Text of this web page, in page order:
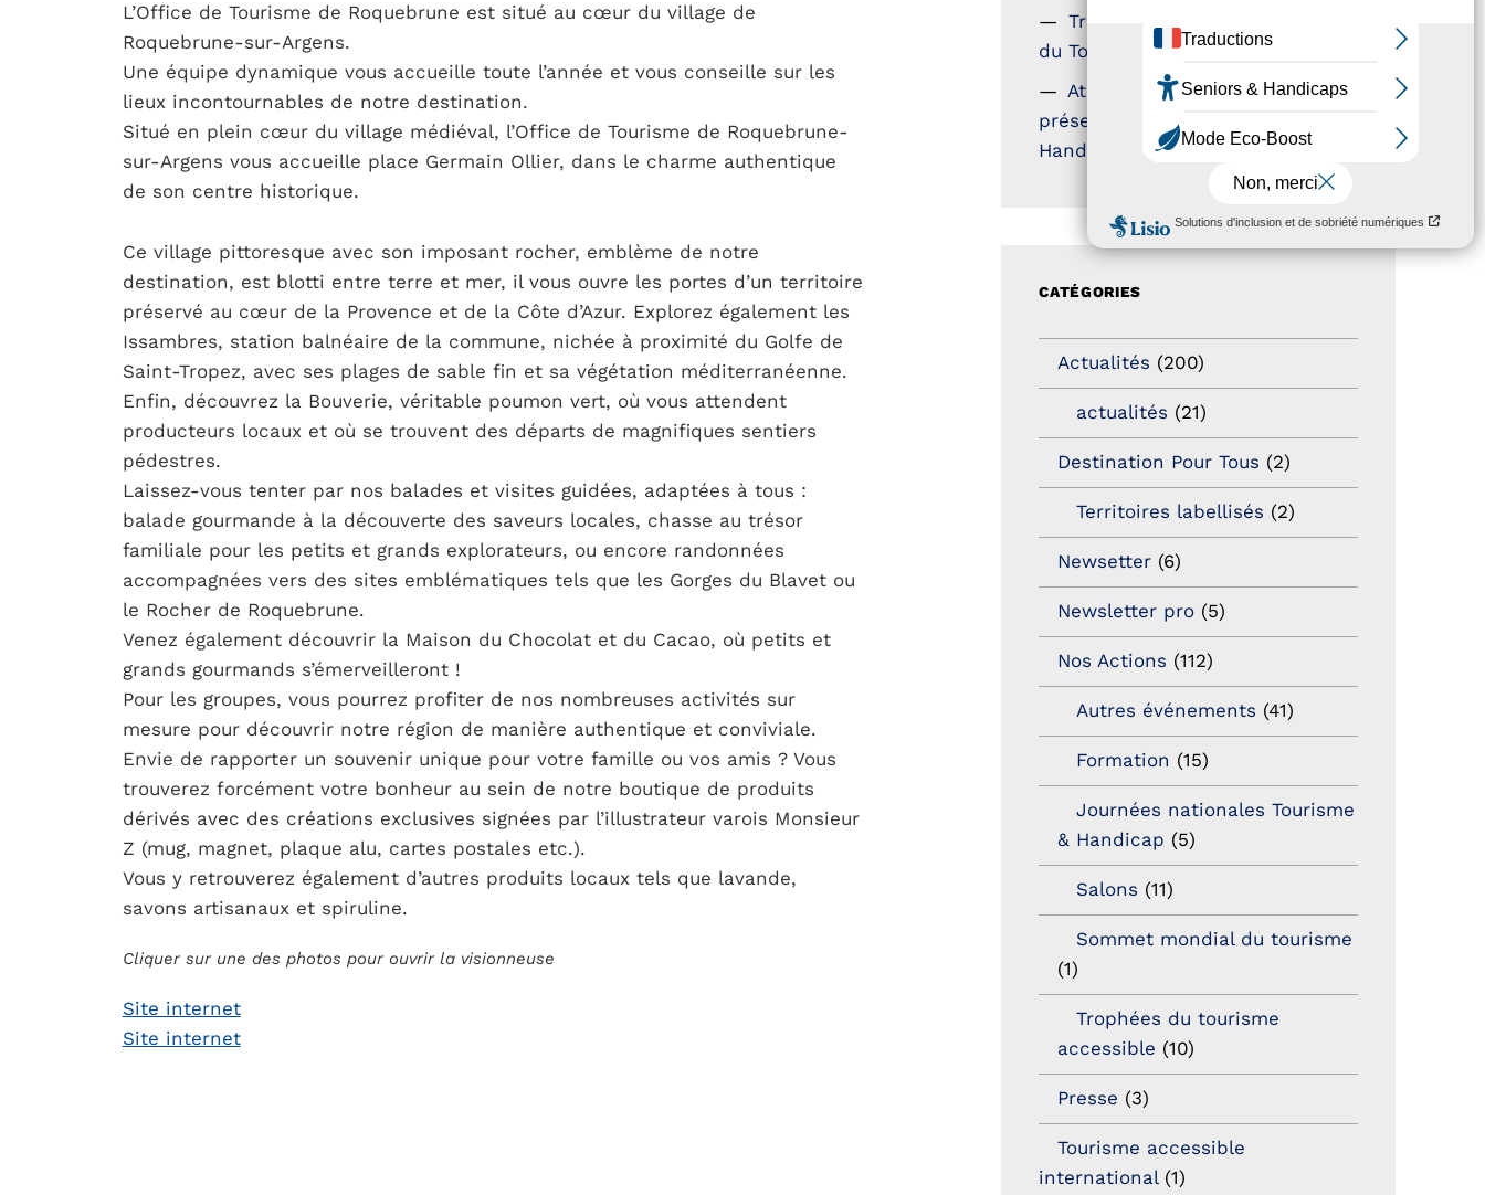
L’Office de Tourisme de Roquebrune est situé au cœur du village de
Roquebrune-sur-Argens.
Une équipe dynamique vous accueille toute l’année et vous conseille sur les
lieux incontournables de notre destination.
Situé en plein cœur du village médiéval, l’Office de Tourisme de Roquebrune-
sur-Argens vous accueille place Germain Ollier, dans le charme authentique
de son centre historique.
Ce village pittoresque avec son imposant rocher, emblème de notre
destination, est blotti entre terre et mer, il vous ouvre les portes d’un territoire
préservé au cœur de la Provence et de la Côte d’Azur. Explorez également les
Issambres, station balnéaire de la commune, nichée à proximité du Golfe de
Saint-Tropez, avec ses plages de sable fin et sa végétation méditerranéenne.
Enfin, découvrez la Bouverie, véritable poumon vert, où vous attendent
producteurs locaux et où se trouvent des départs de magnifiques sentiers
pédestres.
Laissez-vous tenter par nos balades et visites guidées, adaptées à tous :
balade gourmande à la découverte des saveurs locales, chasse au trésor
familiale pour les petits et grands explorateurs, ou encore randonnées
accompagnées vers des sites emblématiques tels que les Gorges du Blavet ou
le Rocher de Roquebrune.
Venez également découvrir la Maison du Chocolat et du Cacao, où petits et
grands gourmands s’émerveilleront !
Pour les groupes, vous pourrez profiter de nos nombreuses activités sur
mesure pour découvrir notre région de manière authentique et conviviale.
Envie de rapporter un souvenir unique pour votre famille ou vos amis ? Vous
trouverez forcément votre bonheur au sein de notre boutique de produits
dérivés avec des créations exclusives signées par l’illustrateur varois Monsieur
Z (mug, magnet, plaque alu, cartes postales etc.).
Vous y retrouverez également d’autres produits locaux tels que lavande,
savons artisanaux et spiruline.
Cliquer sur une des photos pour ouvrir la visionneuse
Site internet
Site internet
Trophées Horizons – Acteurs
du Tourisme Durable
Atout France – flyer
présentation label Tourisme &
Handicap
CATÉGORIES
Actualités (200)
actualités (21)
Destination Pour Tous (2)
Territoires labellisés (2)
Newsetter (6)
Newsletter pro (5)
Nos Actions (112)
Autres événements (41)
Formation (15)
Journées nationales Tourisme
& Handicap (5)
Salons (11)
Sommet mondial du tourisme
(1)
Trophées du tourisme
accessible (10)
Presse (3)
Tourisme accessible
international(1)